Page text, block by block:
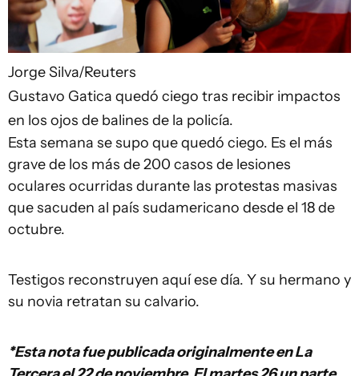
Jorge Silva/Reuters
Gustavo Gatica quedó ciego tras recibir impactos
en los ojos de balines de la policía.
Esta semana se supo que quedó ciego. Es el más
grave de los más de 200 casos de lesiones
oculares ocurridas durante las protestas masivas
que sacuden al país sudamericano desde el 18 de
octubre.
Testigos reconstruyen aquí ese día. Y su hermano y
su novia retratan su calvario.
*Esta nota fue publicada originalmente en La